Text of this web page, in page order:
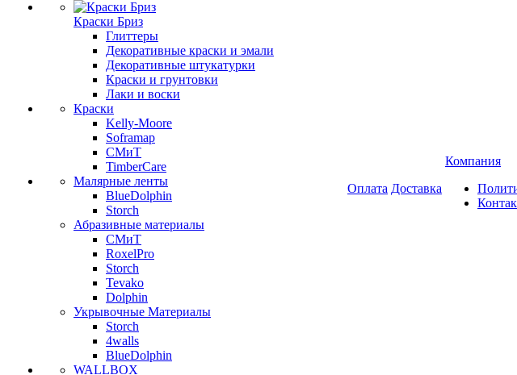
Краски Бриз
Глиттеры
Декоративные краски и эмали
Декоративные штукатурки
Краски и грунтовки
Лаки и воски
Краски
Kelly-Moore
Soframap
СМиТ
TimberCare
Малярные ленты
BlueDolphin
Storch
Абразивные материалы
СМиТ
RoxelPro
Storch
Tevako
Dolphin
Укрывочные Материалы
Storch
4walls
BlueDolphin
WALLBOX
Оплата Доставка
Компания